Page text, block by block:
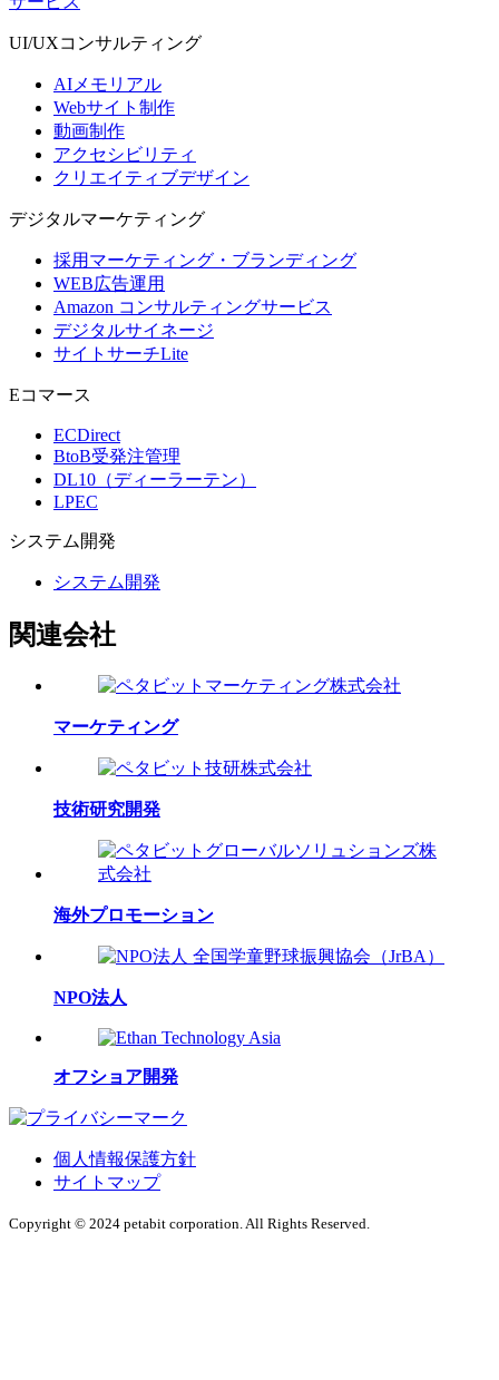
UI/UXコンサルティング
AIメモリアル
Webサイト制作
動画制作
アクセシビリティ
クリエイティブデザイン
デジタルマーケティング
採用マーケティング・ブランディング
WEB広告運用
Amazon コンサルティングサービス
デジタルサイネージ
サイトサーチLite
Eコマース
ECDirect
BtoB受発注管理
DL10（ディーラーテン）
LPEC
システム 開発
システム開発
関連会社
マーケティング
技術研究開発
海外プロモーション
NPO法人
オフショア開発
個人情報保護方針
サイトマップ
Copyright © 2024 petabit corporation. All Rights Reserved.